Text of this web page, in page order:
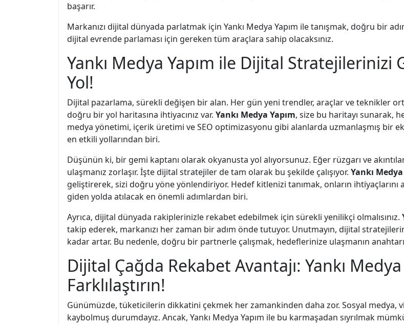
başarır.
Markanızı dijital dünyada parlatmak için Yankı Medya Yapım ile tanışmak, doğru bir
dijital evrende parlaması için gereken tüm araçlara sahip olacaksınız.
Yankı Medya Yapım ile Dijital Stratejilerinizi
Yol!
Dijital pazarlama, sürekli değişen bir alan. Her gün yeni trendler, araçlar ve teknikler
doğru bir yol haritasına ihtiyacınız var. Yankı Medya Yapım, size bu haritayı sunarak,
medya yönetimi, içerik üretimi ve SEO optimizasyonu gibi alanlarda uzmanlaşmış bir
en etkili yollarından biri.
Düşünün ki, bir gemi kaptanı olarak okyanusta yol alıyorsunuz. Eğer rüzgarı ve
ulaşmanız zorlaşır. İşte dijital stratejiler de tam olarak bu şekilde çalışıyor. Yankı Medya
geliştirerek, sizi doğru yöne yönlendiriyor. Hedef kitlenizi tanımak, onların
giden yolda atılacak en önemli adımlardan biri.
Ayrıca, dijital dünyada rakiplerinizle rekabet edebilmek için sürekli yenilikçi olmalısınız.
takip ederek, markanızı her zaman bir adım önde tutuyor. Unutmayın, dijital
kadar artar. Bu nedenle, doğru bir partnerle çalışmak, hedeflerinize ulaşmanın
Dijital Çağda Rekabet Avantajı: Yankı Medya
Farklılaştırın!
Günümüzde, tüketicilerin dikkatini çekmek her zamankinden daha zor. Sosyal medya,
kaybolmuş durumdayız. Ancak, Yankı Medya Yapım ile bu karmaşadan sıyrılmak